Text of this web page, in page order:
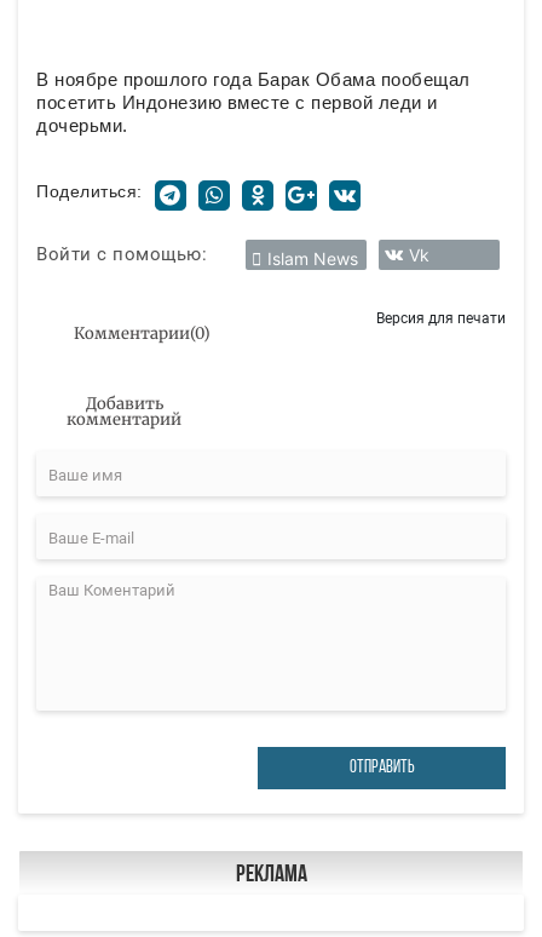
В ноябре прошлого года Барак Обама пообещал
посетить Индонезию вместе с первой леди и
дочерьми.
Поделиться:
Войти с помощью: Islam News Vk
Комментарии(0)
Версия для печати
Добавить
комментарий
ОТПРАВИТЬ
Реклама